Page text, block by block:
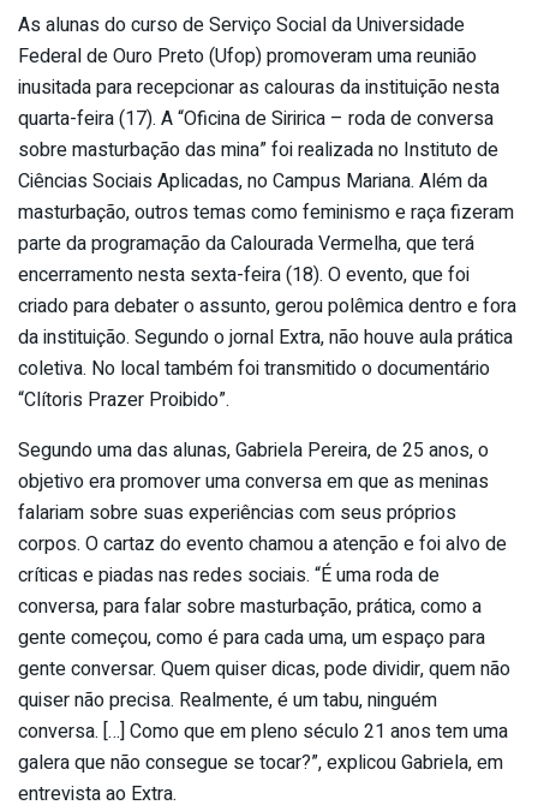
As alunas do curso de Serviço Social da Universidade
Federal de Ouro Preto (Ufop) promoveram uma reunião
inusitada para recepcionar as calouras da instituição nesta
quarta-feira (17). A “Oficina de Siririca – roda de conversa
sobre masturbação das mina” foi realizada no Instituto de
Ciências Sociais Aplicadas, no Campus Mariana. Além da
masturbação, outros temas como feminismo e raça fizeram
parte da programação da Calourada Vermelha, que terá
encerramento nesta sexta-feira (18). O evento, que foi
criado para debater o assunto, gerou polêmica dentro e fora
da instituição. Segundo o jornal Extra, não houve aula prática
coletiva. No local também foi transmitido o documentário
“Clítoris Prazer Proibido”.
Segundo uma das alunas, Gabriela Pereira, de 25 anos, o
objetivo era promover uma conversa em que as meninas
falariam sobre suas experiências com seus próprios
corpos. O cartaz do evento chamou a atenção e foi alvo de
críticas e piadas nas redes sociais. “É uma roda de
conversa, para falar sobre masturbação, prática, como a
gente começou, como é para cada uma, um espaço para
gente conversar. Quem quiser dicas, pode dividir, quem não
quiser não precisa. Realmente, é um tabu, ninguém
conversa. […] Como que em pleno século 21 anos tem uma
galera que não consegue se tocar?”, explicou Gabriela, em
entrevista ao Extra.